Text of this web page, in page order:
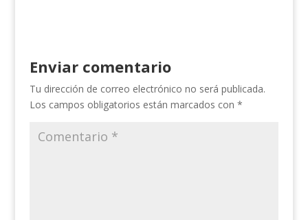
Enviar comentario
Tu dirección de correo electrónico no será publicada.
Los campos obligatorios están marcados con *